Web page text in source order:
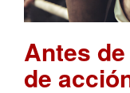
Antes
de